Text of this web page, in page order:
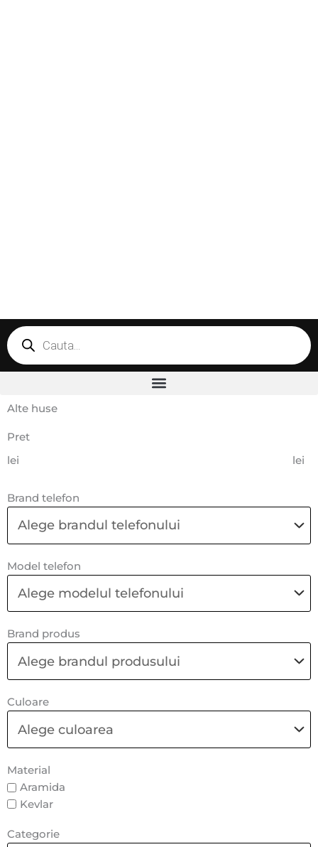
Products
search
Alte huse
Pret
lei
lei
Brand telefon
Model telefon
Brand produs
Culoare
Material
Aramida
Kevlar
Categorie